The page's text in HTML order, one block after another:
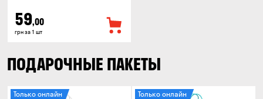
59,00
грн за 1 шт
ПОДАРОЧНЫЕ ПАКЕТЫ
Только онлайн Только онлайн